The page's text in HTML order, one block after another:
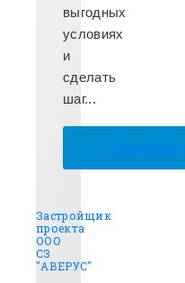
выгодных
условиях
и
сделать
шаг...
Подробнее
Застройщик
проекта
ООО
СЗ
"АВЕРУС"